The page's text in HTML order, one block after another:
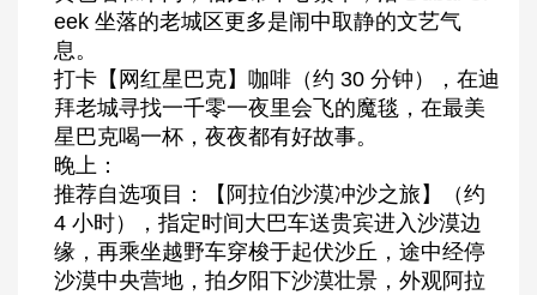
eek 坐落的老城区更多是闹中取静的文艺气
息。
打卡【网红星巴克】咖啡（约 30 分钟），在迪
拜老城寻找一千零一夜里会飞的魔毯，在最美
星巴克喝一杯，夜夜都有好故事。
晚上：
推荐自选项目：【阿拉伯沙漠冲沙之旅】（约
4 小时），指定时间大巴车送贵宾进入沙漠边
缘，再乘坐越野车穿梭于起伏沙丘，途中经停
沙漠中央营地，拍夕阳下沙漠壮景，外观阿拉